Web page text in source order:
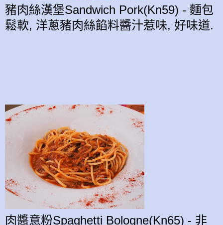
豬肉絲漢堡Sandwich Pork(Kn59) - 麵包
鬆軟, 洋蔥豬肉絲餡料醬汁惹味, 好味道.
肉醬意粉Spaghetti Bologne(Kn65) - 非